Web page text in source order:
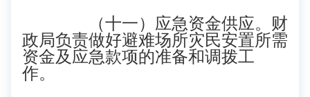
（十一）应急资金供应。财
政局负责做好避难场所灾民安置所需
资金及应急款项的准备和调拨工
作。